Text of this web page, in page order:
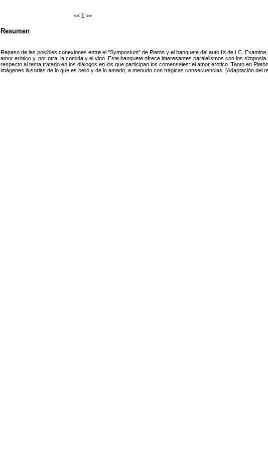
<< 1 >>
Resumen
Repaso de las posibles conexiones entre el "Symposium" de Platón y el banquete del auto IX de LC.
amor erótico y, por otra, la comida y el vino. Este banquete ofrece interesantes paralelismos con los
respecto al tema tratado en los diálogos en los que participan los comensales: el amor erótico. Tanto en
imágenes ilusorias de lo que es bello y de lo amado, a menudo con trágicas consecuencias. [Adaptación del